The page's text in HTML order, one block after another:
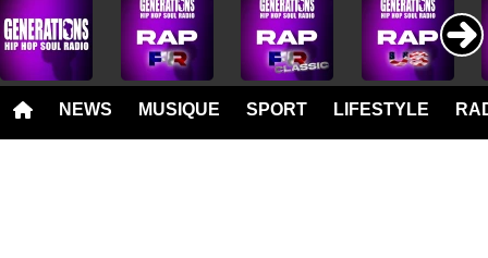
NEWS MUSIQUE SPORT LIFESTYLE